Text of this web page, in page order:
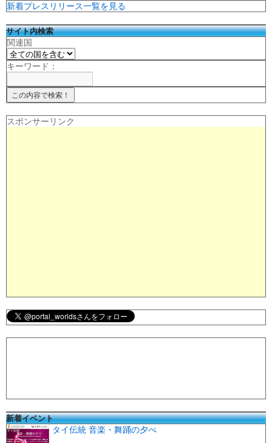
新着プレスリリース一覧を見る
サイト内検索
関連国
キーワード：
スポンサーリンク
新着イベント
タイ伝統 音楽・舞踊の夕べ